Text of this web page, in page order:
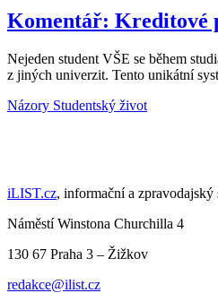
Komentář: Kreditové
Nejeden student VŠE se během
z jiných univerzit. Tento unikátní
Názory Studentský život
iLIST.cz, informační a
Náměstí Winstona Churchilla 4
130 67 Praha 3 – Žižkov
redakce@ilist.cz